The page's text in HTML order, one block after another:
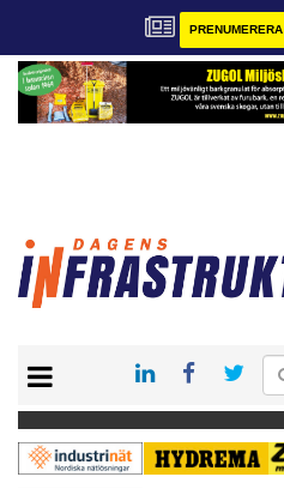
PRENUMERERA
KONTAKT
VÅRA ANDRA MAGASIN